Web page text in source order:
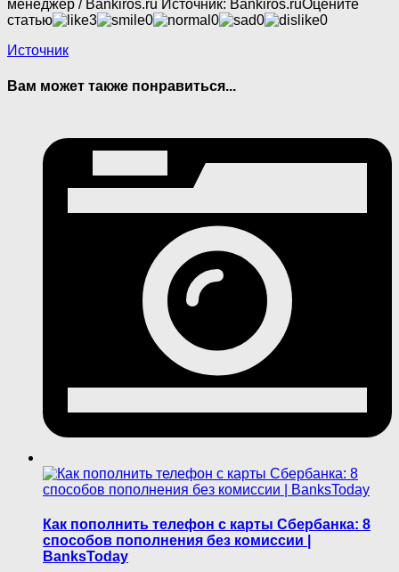
менеджер / Bankiros.ru Источник: Bankiros.ruОцените
статью
3 0 0 0
0
Источник
Вам может также понравиться...
Как пополнить телефон с карты Сбербанка: 8
способов пополнения без комиссии |
BanksToday